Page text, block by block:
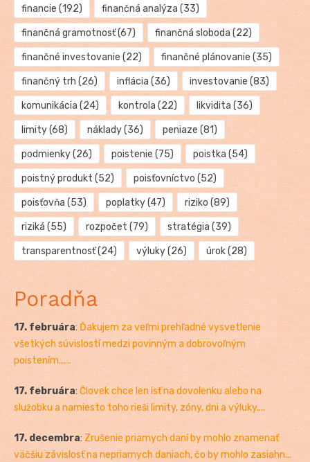
financie (192) finančná analýza (33)
finančná gramotnosť(67) finančná sloboda (22)
finančné investovanie (22) finančné plánovanie (35)
finančný trh (26) inflácia (36) investovanie (83)
komunikácia (24) kontrola (22) likvidita (36)
limity(68) náklady(36) peniaze (81)
podmienky(26) poistenie (75) poistka (54)
poistný produkt (52) poisťovníctvo (52)
poisťovňa (53) poplatky(47) riziko (89)
riziká (55) rozpočet (79) stratégia (39)
transparentnosť(24) výluky(26) úrok(28)
Poradňa
17. februára: Ďakujem za veľmi prehľadné vysvetlenie
všetkých súvislostí medzi povinným a dobrovoľným
poistením......
17. februára: Človek chce len ísť na dovolenku alebo na
služobku a namiesto toho rieši limity, zóny, dni a výluky....
17. decembra: Zrušenie priamych daní by mohlo znamenať
väčšiu závislosť na nepriamych daniach, čo by mohlo zasiahn...